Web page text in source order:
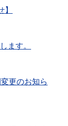
】
ます。
更のお知ら